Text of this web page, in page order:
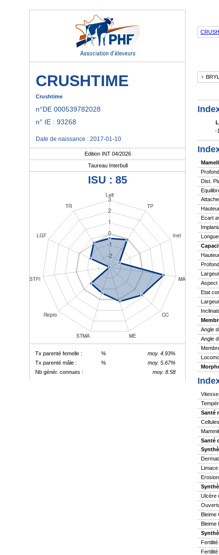
CRUSHTIME
Crushtime
n°DE 000539782028
n° IE : 93268
Date de naissance : 2017-01-10
Edition INT 04/2026
Taureau Interbull
ISU : 85
Tx parenté femelle : %
moy. 4.93%
Tx parenté mâle :
%
moy. 5.67%
Nb génér. connues :
moy. 8.58
♀
-
Dist.
Ecart
Aspect
Etat
Angle
Angle
Santé
Cellules
Santé
Limace
Erosion
Ulcère
Bleime
Bleime